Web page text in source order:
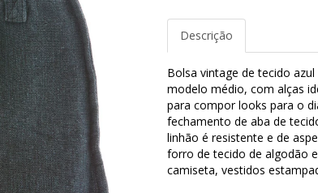
Descrição
Bolsa vintage de tecido
modelo médio, com alças
para compor looks para o
fechamento de aba de
linhão é resistente e de
forro de tecido de algodão
camiseta, vestidos